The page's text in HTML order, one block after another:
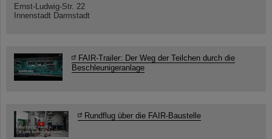
Ernst-Ludwig-Str. 22
Innenstadt Darmstadt
FAIR-Trailer: Der Weg der Teilchen durch die
Beschleunigeranlage
Rundflug über die FAIR-Baustelle